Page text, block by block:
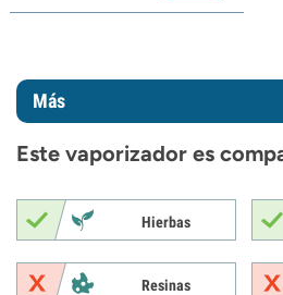
Más
Este vaporizador es
Hierbas
Resinas